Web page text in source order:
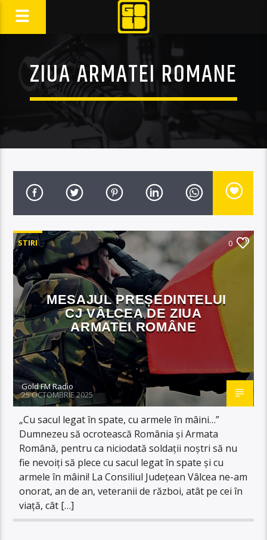
ZIUA ARMATEI ROMANE
STIRI 0
MESAJUL PREȘEDINTELUI
CJ VÂLCEA DE ZIUA
ARMATEI ROMÂNE
Gold FM Radio
25 OCTOMBRIE 2025
„Cu sacul legat în spate, cu armele în mâini…”
Dumnezeu să ocrotească România și Armata
Română, pentru ca niciodată soldații noștri să nu
fie nevoiți să plece cu sacul legat în spate și cu
armele în mâini! La Consiliul Județean Vâlcea ne-am
onorat, an de an, veteranii de război, atât pe cei în
viață, cât […]